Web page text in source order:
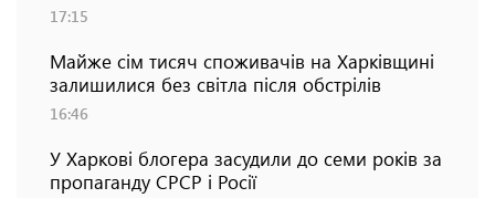
17:15
Майже сім тисяч споживачів на Харківщині
залишилися без світла після обстрілів
16:46
У Харкові блогера засудили до семи років за
пропаганду СРСР і Росії